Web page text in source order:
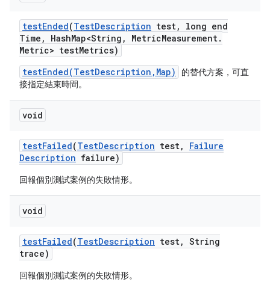
testEnded(TestDescription test,
long end
Time , HashMap<String , MetricMeasurement.
Metric> testMetrics)
testEnded(TestDescription,Map)
的替代方案，可直
接指定結束時間。
void
testFailed(TestDescription test,
Failure
Description failure)
回報個別測試案例的失敗情形。
void
testFailed(TestDescription test, String
trace)
回報個別測試案例的失敗情形。